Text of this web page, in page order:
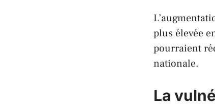
plus élevée
pourraient
nationale.
La